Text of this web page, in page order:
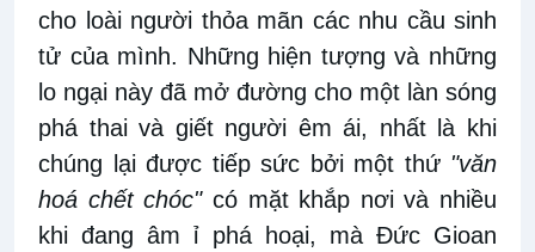
cho loài người thỏa mãn các nhu cầu sinh
tử của mình. Những hiện tượng và những
lo ngại này đã mở đường cho một làn sóng
phá thai và giết người êm ái, nhất là khi
chúng lại được tiếp sức bởi một thứ "văn
hoá chết chóc"có mặt khắp nơi và nhiều
khi đang âm ỉ phá hoại, mà Đức Gioan